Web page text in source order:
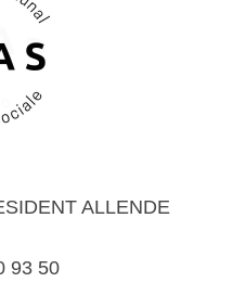
ALLENDE
93 50